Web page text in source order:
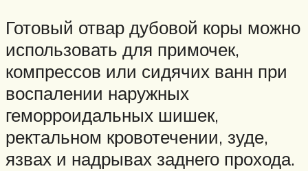
Готовый отвар дубовой коры можно
использовать для примочек,
компрессов или сидячих ванн при
воспалении наружных
геморроидальных шишек,
ректальном кровотечении, зуде,
язвах и надрывах заднего прохода.